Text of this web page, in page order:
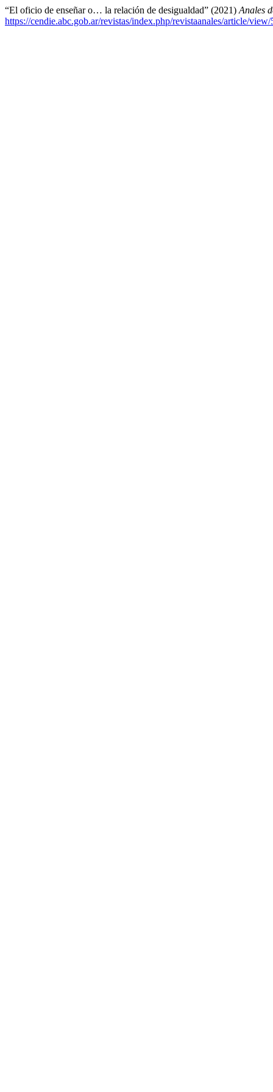
“El oficio de enseñar o… la relación de desigualdad” (2021) Anales
https://cendie.abc.gob.ar/revistas/index.php/revistaanales/article/view/